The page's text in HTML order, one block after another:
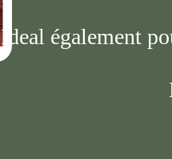
Ideal également